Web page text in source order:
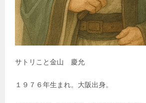
サトリこと金山 慶允
１９７６年生まれ。大阪出身。